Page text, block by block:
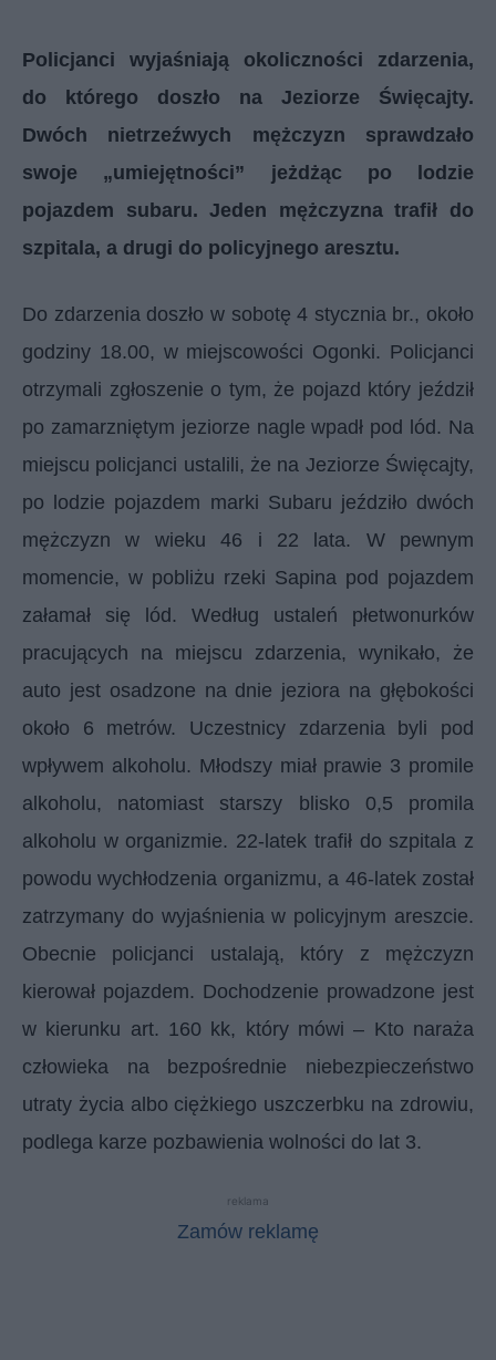
Policjanci wyjaśniają okoliczności zdarzenia,
do którego doszło na Jeziorze Święcajty.
Dwóch nietrzeźwych mężczyzn sprawdzało
swoje „umiejętności” jeżdżąc po lodzie
pojazdem subaru. Jeden mężczyzna trafił do
szpitala, a drugi do policyjnego aresztu.
Do zdarzenia doszło w sobotę 4 stycznia br., około
godziny 18.00, w miejscowości Ogonki. Policjanci
otrzymali zgłoszenie o tym, że pojazd który jeździł
po zamarzniętym jeziorze nagle wpadł pod lód. Na
miejscu policjanci ustalili, że na Jeziorze Święcajty,
po lodzie pojazdem marki Subaru jeździło dwóch
mężczyzn w wieku 46 i 22 lata. W pewnym
momencie, w pobliżu rzeki Sapina pod pojazdem
załamał się lód. Według ustaleń płetwonurków
pracujących na miejscu zdarzenia, wynikało, że
auto jest osadzone na dnie jeziora na głębokości
około 6 metrów. Uczestnicy zdarzenia byli pod
wpływem alkoholu. Młodszy miał prawie 3 promile
alkoholu, natomiast starszy blisko 0,5 promila
alkoholu w organizmie. 22-latek trafił do szpitala z
powodu wychłodzenia organizmu, a 46-latek został
zatrzymany do wyjaśnienia w policyjnym areszcie.
Obecnie policjanci ustalają, który z mężczyzn
kierował pojazdem. Dochodzenie prowadzone jest
w kierunku art. 160 kk, który mówi – Kto naraża
człowieka na bezpośrednie niebezpieczeństwo
utraty życia albo ciężkiego uszczerbku na zdrowiu,
podlega karze pozbawienia wolności do lat 3.
reklama
Zamów reklamę